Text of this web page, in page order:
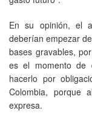
En su opinión, el
deberían empezar
bases gravables,
es el momento de
hacerlo por
Colombia, porque
expresa.